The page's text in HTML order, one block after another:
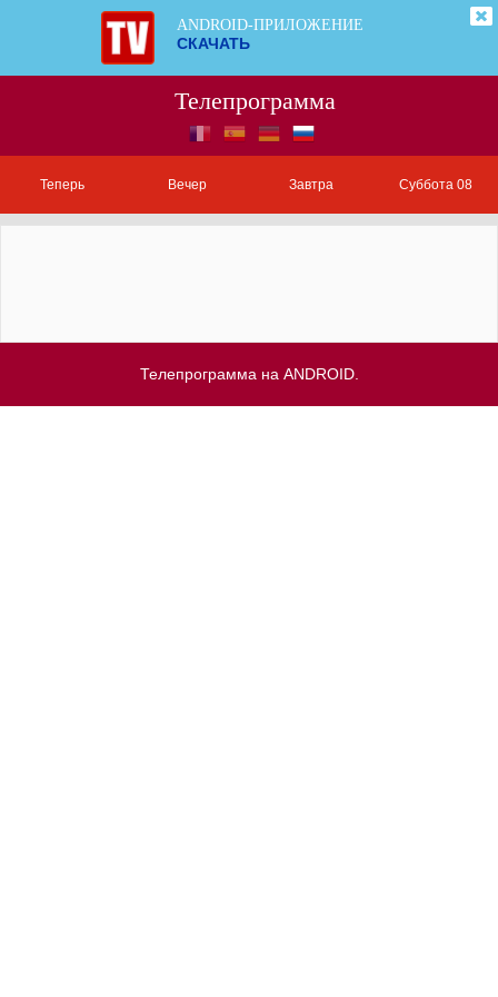
ANDROID-ПРИЛОЖЕНИЕ
СКАЧАТЬ
Телепрограмма
Теперь Вечер Завтра Суббота 08
Телепрограмма на ANDROID.